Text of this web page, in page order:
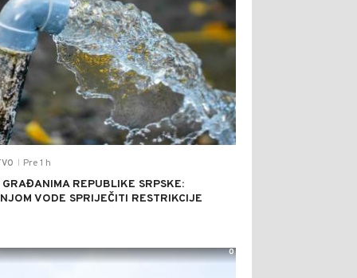
Pre 1 h
REPUBLIKE SRPSKE:
VODE SPRIJEČITI RESTRIKCIJE
0